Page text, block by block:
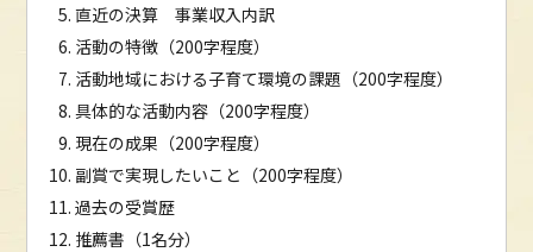
直近の決算 事業収入内訳
活動の特徴（200字程度）
活動地域における子育て環境の課題（200字程度）
具体的な活動内容（200字程度）
現在の成果（200字程度）
副賞で実現したいこと（200字程度）
過去の受賞歴
推薦書（1名分）